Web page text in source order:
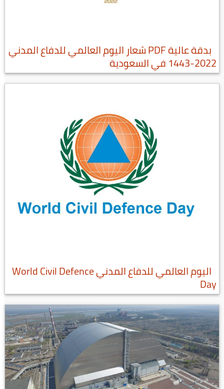
بدقة عالية PDF شعار اليوم العالمي للدفاع المدني
2022-1443 في السعودية
اليوم العالمي للدفاع المدني World Civil Defence
Day